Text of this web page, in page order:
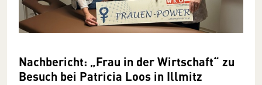
Nachbericht: „Frau in der Wirtschaft“ zu
Besuch bei Patricia Loos in Illmitz